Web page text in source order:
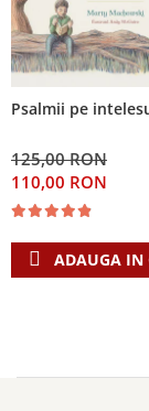
Psalmii pe
125,00 RON
110,00 RON
ADAUGA IN